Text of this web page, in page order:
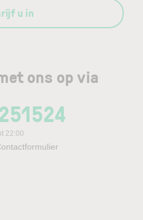
ons op via
22:00
u in